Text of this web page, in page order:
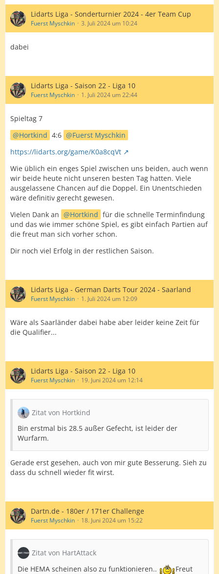
Lidarts Liga - Sonderturnier 2024 - 4er Team Cup
Fuerst Myschkin 3. Juli 2024 um 10:24
dabei
Lidarts Liga - Saison 22 - Liga 10
Fuerst Myschkin 1. Juli 2024 um 22:44
Spieltag 7
Hortkind 4:6
Fuerst Myschkin
https://lidarts.org/game/K0a8cqVt
Wie üblich ein enges Spiel zwischen uns beiden, auch wenn
wir beide heute nicht unseren besten Tag hatten. Viele
ausgelassene Chancen auf die Doppel. Ein Unentschieden
wäre definitiv gerecht gewesen.
Vielen Dank an
Hortkind für die schnelle Terminfindung
und das wie immer schöne Spiel, es gibt einfach Partien auf
die freut man sich vorher schon.
Dir noch viel Erfolg in der restlichen Saison.
Lidarts Liga - German Darts Tour 2024 - Saarland
Fuerst Myschkin 1. Juli 2024 um 12:09
Wäre als Saarländer dabei habe aber leider keine Zeit für
die Qualifier...
Lidarts Liga - Saison 22 - Liga 10
Fuerst Myschkin 19. Juni 2024 um 12:14
Zitat von Hortkind
Bin erstmal bis 28.5 außer Gefecht, ist leider der
Wurfarm.
Gerade erst gesehen, auch von mir gute Besserung. Sieh zu
dass du schnell wieder fit wirst.
Dartn.de - 180er / 171er Challenge
Fuerst Myschkin 18. Juni 2024 um 15:22
Zitat von HartAttack
Die HEMA scheinen also zu funktionieren..
Freut